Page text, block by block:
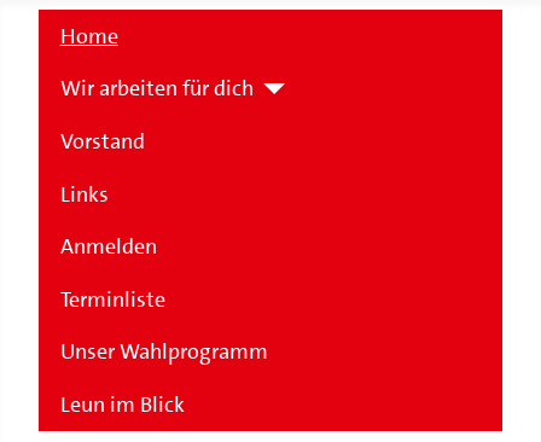
Home
Wir arbeiten für dich
Vorstand
Links
Anmelden
Terminliste
Unser Wahlprogramm
Leun im Blick